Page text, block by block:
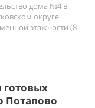
дома №4 в
округе
этажности (8-
готовых
Потапово